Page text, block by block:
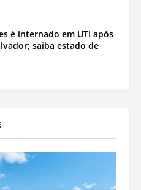
é internado em UTI após
saiba estado de